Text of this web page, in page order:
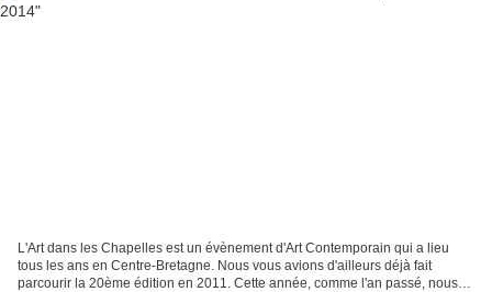
L'Art dans les Chapelles est un évènement d'Art Contemporain qui a lieu
tous les ans en Centre-Bretagne. Nous vous avions d'ailleurs déjà fait
parcourir la 20ème édition en 2011. Cette année, comme l'an passé, nous